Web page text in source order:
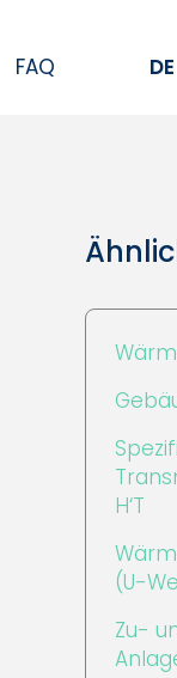
DE
FAQ
H‘T
(U-
Zu-